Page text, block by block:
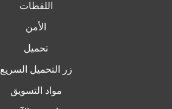
اللقطات
الأمن
تحميل
زر التحميل السريع
مواد التسويق